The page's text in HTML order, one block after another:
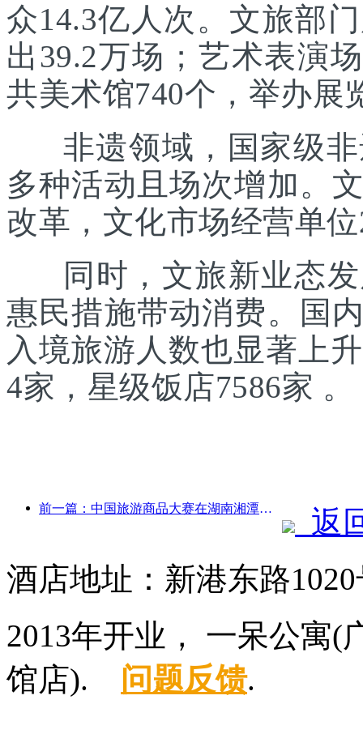
众14.3亿人次。文旅部
出39.2万场；艺术表演
共美术馆740个，举办展
非遗领域，国家级非
多种活动且场次增加。
改革，文化市场经营单
同时，文旅新业态发
惠民措施带动消费。国
入境旅游人数也显著上
4家，星级饭店7586家 。
前一篇：中国旅游商品大赛在湖南湘潭成功举办
返
酒店地址：新港东路
2013年开业， 一呆公寓(
馆店). 问题反馈.